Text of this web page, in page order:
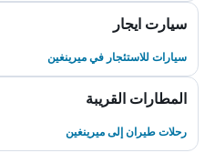
سيارت ايجار
سيارات للاستئجار في ميرينغين
المطارات القريبة
رحلات طيران إلى ميرينغين